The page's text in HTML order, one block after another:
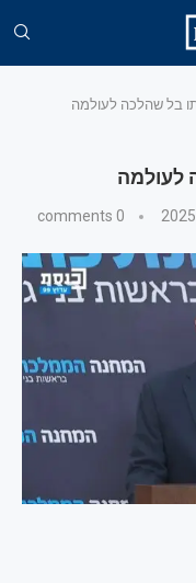
בל שהלכה לעולמה
לעולמה
0 comments